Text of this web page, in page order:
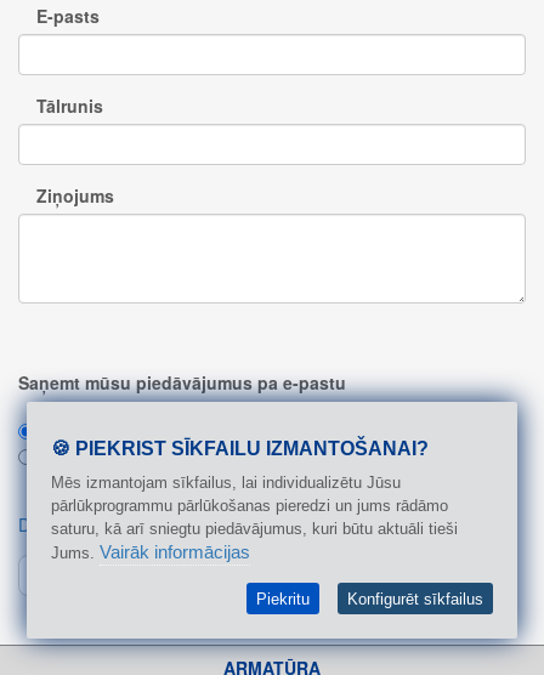
E-pasts
Tālrunis
Ziņojums
Saņemt mūsu piedāvājumus pa e-pastu
Nē
Datu aizsardzības politika (GDPR 25/05/2018)
ARMATŪRA
🍪 PIEKRIST SĪKFAILU IZMANTOŠANAI?
Mēs izmantojam sīkfailus, lai individualizētu Jūsu
pārlūkprogrammu pārlūkošanas pieredzi un jums rādāmo
saturu, kā arī sniegtu piedāvājumus, kuri būtu aktuāli tieši
Jums.Vairāk informācijas
Piekritu Konfigurēt sīkfailus